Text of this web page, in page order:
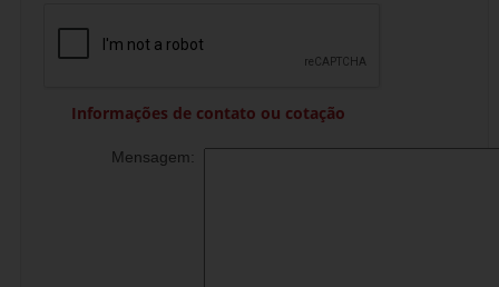
Informações de contato ou cotação
Mensagem: